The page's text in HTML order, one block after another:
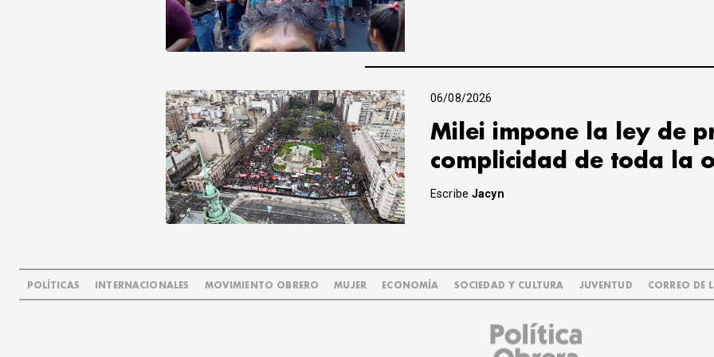
06/08/2026
Milei impone la ley de
complicidad de toda la
EscribeJacyn
POLÍTICAS INTERNACIONALES MOVIMIENTO OBRERO MUJER ECONOMÍA SOCIEDAD Y CULTURA JUVENTUD CORREO DE